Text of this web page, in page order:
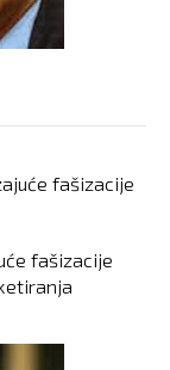
fašizacije
fašizacije